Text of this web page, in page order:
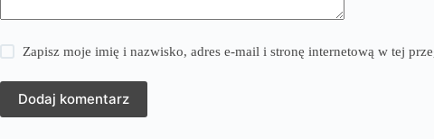
Zapisz moje imię i nazwisko, adres e-mail i stronę internetową w tej
Dodaj komentarz